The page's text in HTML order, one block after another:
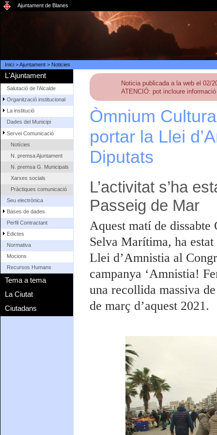
Ajuntament de Blanes
Inici>Ajuntament> Noticies
L'Ajuntament
Salutació de l'Alcalde
Organització institucional
La institució
Dades del Municipi
Servei Comunicació
Notícies
N. premsa Ajuntament
N. premsa G. Municipals
Xarxes socials
Pràctiques comunicació
Seu electrònica
Bases de dades
Perfil Contractant
Edictes
Normativa
Mocions
Recursos Humans
Tema a tema
La Ciutat
Ciutadans
Noticia publicada a la web el 02/
ATENCIÓ: pot incloure
Òmnium
portar la Llei
Diputats
L’activitat s’ha
Passeig de Mar
Aquest matí de
Selva Marítima, ha
Llei d’Amnistia al
campanya ‘Amnistia!
una recollida massiva
de març d’aquest 2021.